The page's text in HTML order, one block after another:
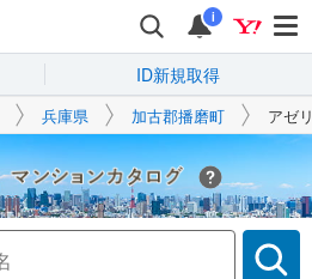
i
ID新規取得
兵庫県 加古郡播磨町 アゼ
Yahoo!不動産